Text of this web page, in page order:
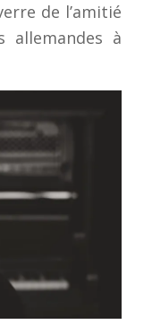
de l’amitié
allemandes à